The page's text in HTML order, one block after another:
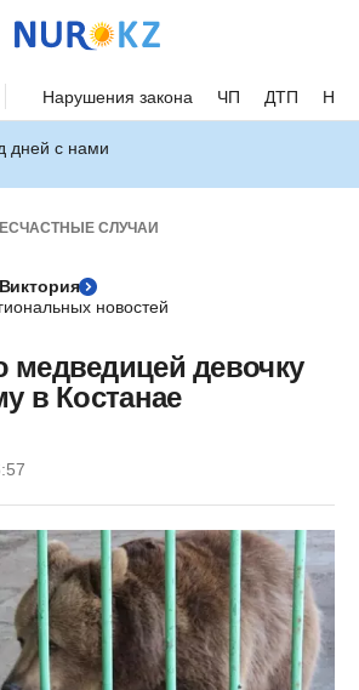
Нарушения закона ЧП ДТП
дней с нами
СЛУЧАИ
новостей
медведицей девочку
в Костанае